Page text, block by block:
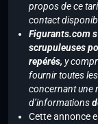
propos de ce
contact
Figurants.com
scrupuleuses
repérés, y
fournir toutes
concernant une
d’informations
Cette annonce